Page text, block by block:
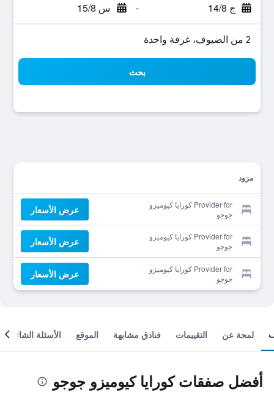
ج 14/8 - س 15/8
2 من الضيوف، غرفة واحدة
بحث
مزود
Provider for كورايا كيوميزو
جوجو
عرض الأسعار
Provider for كورايا كيوميزو
جوجو
عرض الأسعار
Provider for كورايا كيوميزو
جوجو
عرض الأسعار
لمحة عن التقييمات فنادق مشابهة الموقع الأسئلة الشائعة
أفضل صفقات كورايا كيوميزو جوجو